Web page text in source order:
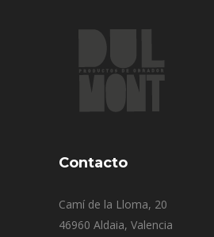
Contacto
Camí de la Lloma, 20
46960 Aldaia, Valencia